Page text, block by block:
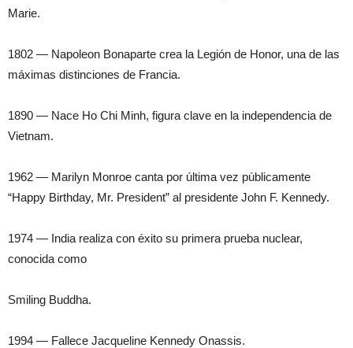
Marie.
1802 — Napoleon Bonaparte crea la Legión de Honor, una de las
máximas distinciones de Francia.
1890 — Nace Ho Chi Minh, figura clave en la independencia de
Vietnam.
1962 — Marilyn Monroe canta por última vez públicamente
“Happy Birthday, Mr. President” al presidente John F. Kennedy.
1974 — India realiza con éxito su primera prueba nuclear,
conocida como
Smiling Buddha.
1994 — Fallece Jacqueline Kennedy Onassis.